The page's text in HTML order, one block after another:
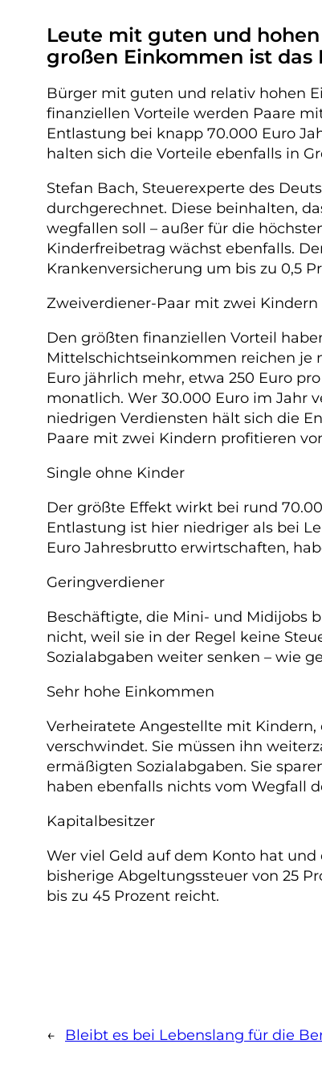
Leute mit guten und
großen Einkommen ist das
Bürger mit guten und relativ hohen
finanziellen Vorteile werden Paare
Entlastung bei knapp 70.000 Euro
halten sich die Vorteile ebenfalls in
Stefan Bach, Steuerexperte des
durchgerechnet. Diese beinhalten,
wegfallen soll – außer für die
Kinderfreibetrag wächst ebenfalls.
Krankenversicherung um bis zu 0,5
Zweiverdiener-Paar mit zwei Kindern
Den größten finanziellen Vorteil
Mittelschichtseinkommen reichen je
Euro jährlich mehr, etwa 250 Euro
monatlich. Wer 30.000 Euro im Jahr
niedrigen Verdiensten hält sich die
Paare mit zwei Kindern profitieren
Single ohne Kinder
Der größte Effekt wirkt bei rund
Entlastung ist hier niedriger als bei
Euro Jahresbrutto erwirtschaften,
Geringverdiener
Beschäftigte, die Mini- und Midijobs
nicht, weil sie in der Regel keine
Sozialabgaben weiter senken – wie
Sehr hohe Einkommen
Verheiratete Angestellte mit Kindern,
verschwindet. Sie müssen ihn
ermäßigten Sozialabgaben. Sie
haben ebenfalls nichts vom Wegfall
Kapitalbesitzer
Wer viel Geld auf dem Konto hat
bisherige Abgeltungssteuer von 25
bis zu 45 Prozent reicht.
← Bleibt es bei Lebenslang für die